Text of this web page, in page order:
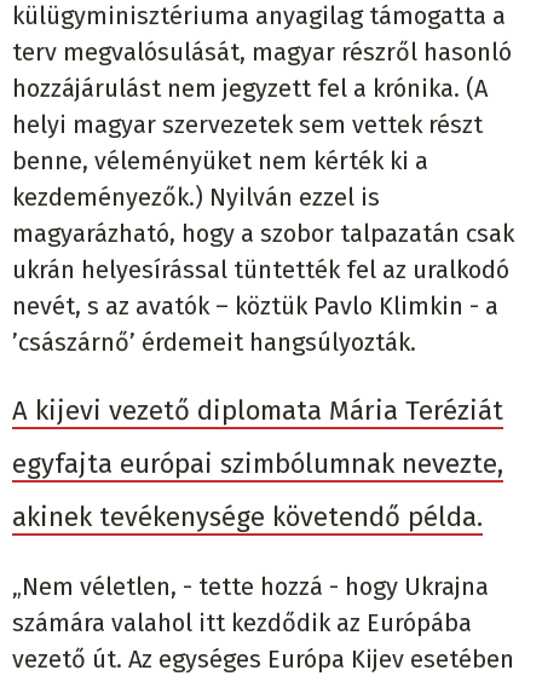
külügyminisztériuma anyagilag támogatta a
terv megvalósulását, magyar részről hasonló
hozzájárulást nem jegyzett fel a krónika. (A
helyi magyar szervezetek sem vettek részt
benne, véleményüket nem kérték ki a
kezdeményezők.) Nyilván ezzel is
magyarázható, hogy a szobor talpazatán csak
ukrán helyesírással tüntették fel az uralkodó
nevét, s az avatók – köztük Pavlo Klimkin - a
’császárnő’ érdemeit hangsúlyozták.
A kijevi vezető diplomata Mária Teréziát
egyfajta európai szimbólumnak nevezte,
akinek tevékenysége követendő példa.
„Nem véletlen, - tette hozzá - hogy Ukrajna
számára valahol itt kezdődik az Európába
vezető út. Az egységes Európa Kijev esetében